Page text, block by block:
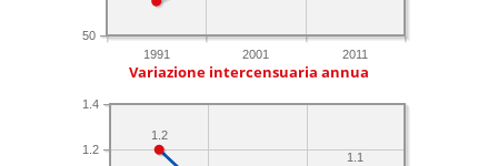
1991 2001 2011
50
Variazione intercensuaria annua
1.2
1.4
1.1
1.2